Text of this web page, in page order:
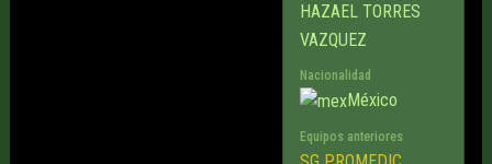
HAZAEL TORRES
VAZQUEZ
Nacionalidad
México
Equipos anteriores